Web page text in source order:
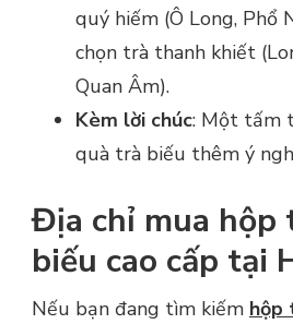
quý hiếm (Ô Long, Phổ
chọn trà thanh khiết
Quan Âm).
Kèm lời chúc: Một tấm
quà trà biếu thêm ý
Địa chỉ mua hộp
biếu cao cấp tại
Nếu bạn đang tìm kiếm hộp